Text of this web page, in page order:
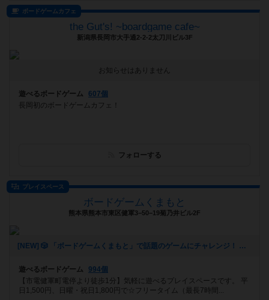
ボードゲームカフェ
the Gut's! ~boardgame cafe~
新潟県長岡市大手通2-2-2太刀川ビル3F
お知らせはありません
遊べるボードゲーム
607個
長岡初のボードゲームカフェ！
フォローする
プレイスペース
ボードゲームくまもと
熊本県熊本市東区健軍3−50−19菊乃井ビル2F
[NEW] 🎲 「ボードゲームくまもと」で話題のゲームにチャレンジ！ 🚀✨（2024年12月16日 12時53分）
遊べるボードゲーム
994個
【市電健軍町電停より徒歩1分】気軽に遊べるプレイスペースです。 平
日1,500円、日曜・祝日1,800円で☆フリータイム（最長7時間...